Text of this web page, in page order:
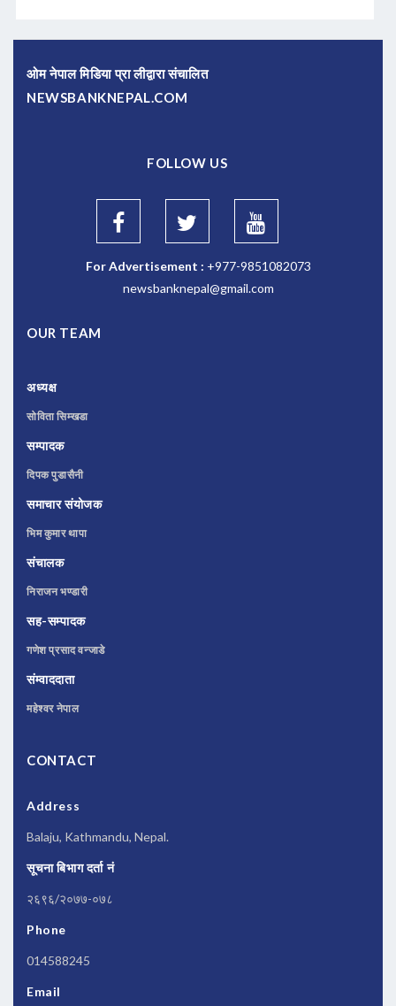
ओम नेपाल मिडिया प्रा लीद्वारा संचालित
NEWSBANKNEPAL.COM
FOLLOW US
For Advertisement : +977-9851082073
newsbanknepal@gmail.com
OUR TEAM
अध्यक्ष
सोविता सिम्खडा
सम्पादक
दिपक पुडासैनी
समाचार संयोजक
भिम कुमार थापा
संचालक
निराजन भण्डारी
सह-सम्पादक
गणेश प्रसाद वन्जाडे
संम्वाददाता
महेश्वर नेपाल
CONTACT
Address
Balaju, Kathmandu, Nepal.
सूचना बिभाग दर्ता नं
२६९६/२०७७-०७८
Phone
014588245
Email